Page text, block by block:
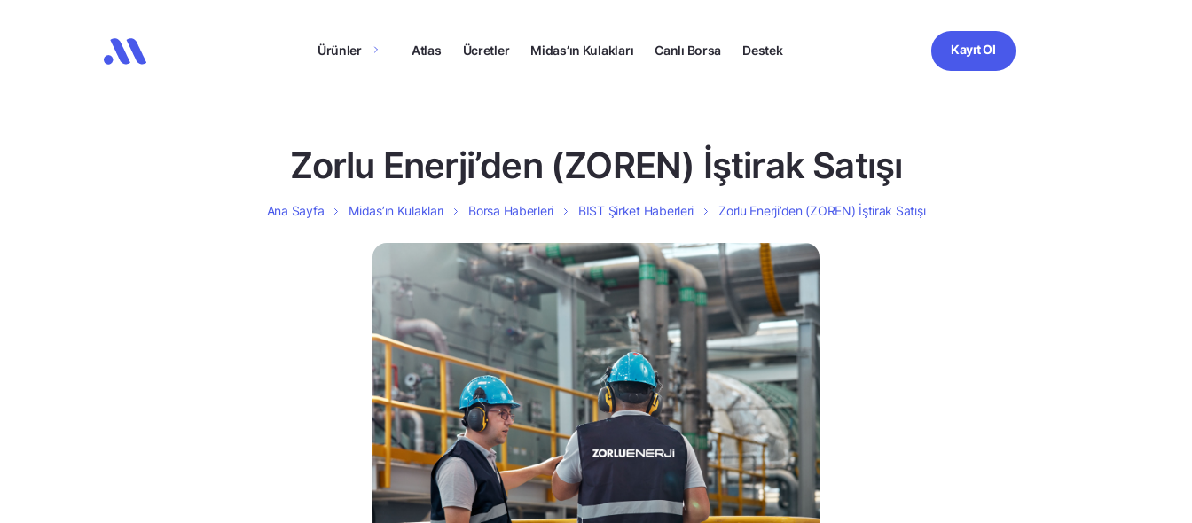
Ürünler Atlas Ücretler Midas’ın Kulakları Canlı Borsa Destek Kayıt Ol
Zorlu Enerji’den (ZOREN) İştirak Satışı
Ana Sayfa Midas’ın Kulakları Borsa Haberleri BIST Şirket Haberleri Zorlu Enerji’den (ZOREN) İştirak Satışı